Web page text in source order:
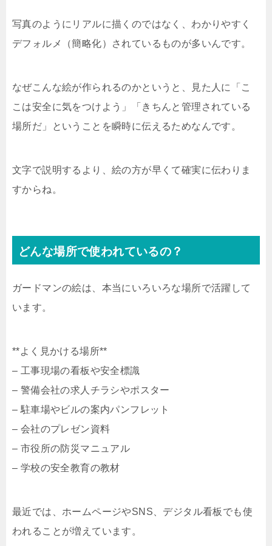
写真のようにリアルに描くのではなく、わかりやすく
デフォルメ（簡略化）されているものが多いんです。
なぜこんな絵が作られるのかというと、見た人に「こ
こは安全に気をつけよう」「きちんと管理されている
場所だ」ということを瞬時に伝えるためなんです。
文字で説明するより、絵の方が早くて確実に伝わりま
すからね。
どんな場所で使われているの？
ガードマンの絵は、本当にいろいろな場所で活躍して
います。
**よく見かける場所**
– 工事現場の看板や安全標識
– 警備会社の求人チラシやポスター
– 駐車場やビルの案内パンフレット
– 会社のプレゼン資料
– 市役所の防災マニュアル
– 学校の安全教育の教材
最近では、ホームページやSNS、デジタル看板でも使
われることが増えています。